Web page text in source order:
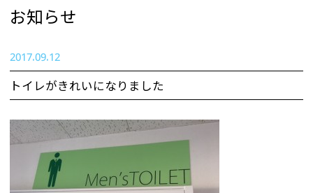
お知らせ
2017.09.12
トイレがきれいになりました